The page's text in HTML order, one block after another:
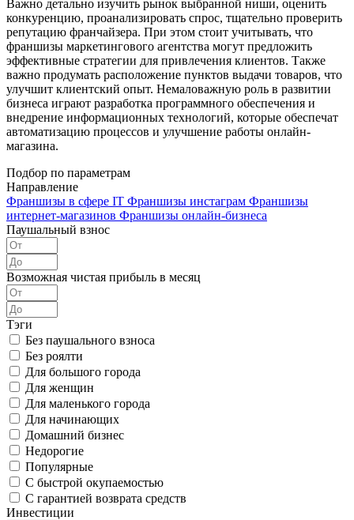
Важно детально изучить рынок выбранной ниши, оценить
конкуренцию, проанализировать спрос, тщательно проверить
репутацию франчайзера. При этом стоит учитывать, что
франшизы маркетингового агентства могут предложить
эффективные стратегии для привлечения клиентов. Также
важно продумать расположение пунктов выдачи товаров, что
улучшит клиентский опыт. Немаловажную роль в развитии
бизнеса играют разработка программного обеспечения и
внедрение информационных технологий, которые обеспечат
автоматизацию процессов и улучшение работы онлайн-
магазина.
Подбор по параметрам
Направление
Франшизы в сфере IT Франшизы инстаграм Франшизы
интернет-магазинов Франшизы онлайн-бизнеса
Паушальный взнос
Возможная чистая прибыль в месяц
Тэги
Без паушального взноса
Без роялти
Для большого города
Для женщин
Для маленького города
Для начинающих
Домашний бизнес
Недорогие
Популярные
С быстрой окупаемостью
С гарантией возврата средств
Инвестиции